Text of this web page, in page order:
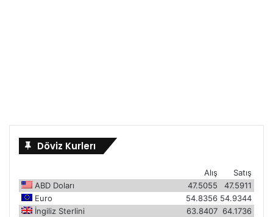
Döviz Kurlerı
Satış
Alış
ABD Doları
47.5911
47.5055
Euro
54.9344
54.8356
İngiliz Sterlini
64.1736
63.8407